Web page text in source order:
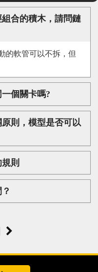
合的積木，請問鏈
的軟管可以不拆，但
個關卡嗎?
則，模型是否可以
則